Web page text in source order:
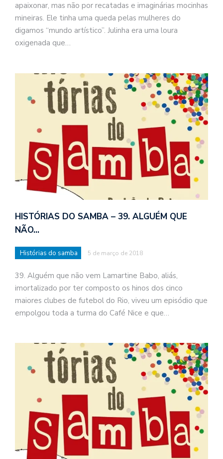
apaixonar, mas não por recatadas e imaginárias mocinhas
mineiras. Ele tinha uma queda pelas mulheres do
digamos “mundo artístico”. Julinha era uma loura
oxigenada que…
HISTÓRIAS DO SAMBA – 39. ALGUÉM QUE
NÃO…
Histórias do samba 5 de março de 2018
39. Alguém que não vem Lamartine Babo, aliás,
imortalizado por ter composto os hinos dos cinco
maiores clubes de futebol do Rio, viveu um episódio que
empolgou toda a turma do Café Nice e que…